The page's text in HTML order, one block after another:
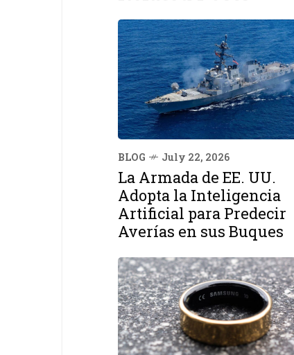
BLOG July 22, 2026
La Armada de EE. UU.
Adopta la Inteligencia
Artificial para Predecir
Averías en sus Buques